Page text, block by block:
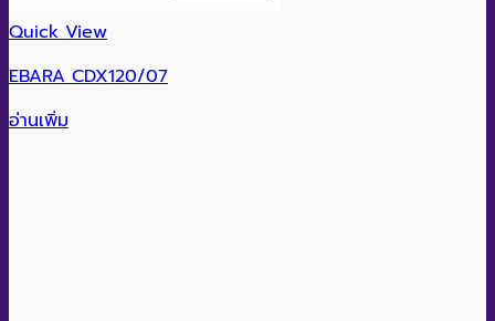
Quick View
EBARA CDX120/07
อ่านเพิ่ม